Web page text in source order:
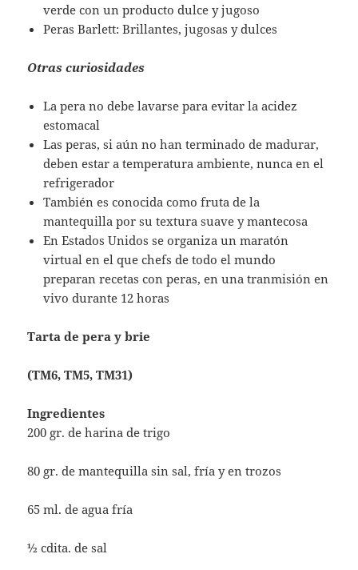
verde con un producto dulce y jugoso
Peras Barlett: Brillantes, jugosas y dulces
Otras curiosidades
La pera no debe lavarse para evitar la acidez
estomacal
Las peras, si aún no han terminado de madurar,
deben estar a temperatura ambiente, nunca en el
refrigerador
También es conocida como fruta de la
mantequilla por su textura suave y mantecosa
En Estados Unidos se organiza un maratón
virtual en el que chefs de todo el mundo
preparan recetas con peras, en una tranmisión en
vivo durante 12 horas
Tarta de pera y brie
(TM6, TM5, TM31)
Ingredientes
200 gr. de harina de trigo
80 gr. de mantequilla sin sal, fría y en trozos
65 ml. de agua fría
½ cdita. de sal